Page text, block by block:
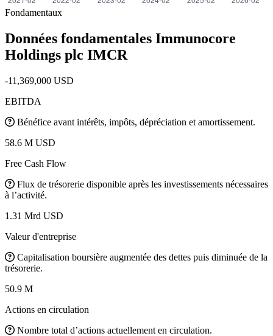
Fondamentaux
Données fondamentales Immunocore
Holdings plc IMCR
-11,369,000 USD
EBITDA
Bénéfice avant intérêts, impôts, dépréciation et amortissement.
58.6 M USD
Free Cash Flow
Flux de trésorerie disponible après les investissements nécessaires
à l’activité.
1.31 Mrd USD
Valeur d'entreprise
Capitalisation boursière augmentée des dettes puis diminuée de la
trésorerie.
50.9 M
Actions en circulation
Nombre total d’actions actuellement en circulation.